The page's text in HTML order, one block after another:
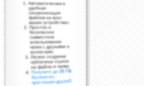
Автоматическая и
удобная
синхронизация
файлов на всех
ваших устройствах;
Простое и
безопасное
совместное
использование
папок с друзьями и
коллегами;
Легкое создание
публичных ссылок
на файлы и папки;
Получите до25 ГБ
бесплатно,
приглашая друзей!